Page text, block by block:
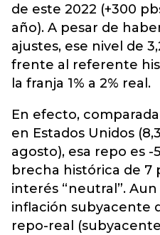
de este 2022 (+300
año). A pesar de
ajustes, ese nivel de
frente al referente
la franja 1% a 2% real.
En efecto,
en Estados Unidos
agosto), esa repo es -
brecha histórica de 7
interés “neutral”.
inflación subyacente
repo-real